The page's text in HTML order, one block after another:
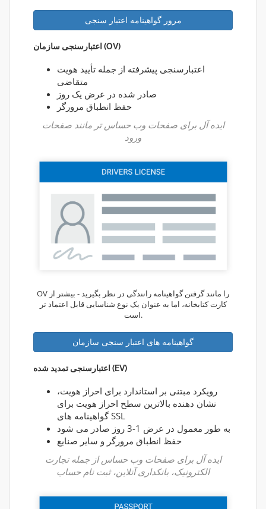
مرور گواهینامه اعتبار سنجی
اعتبارسنجی سازمان (OV)
اعتبارسنجی پیشرفته از جمله تأیید هویت
متقاضی
صادر شده در عرض یک روز
حفظ انطباق مرورگر
ایده آل برای صفحات وب حساس تر مانند صفحات
ورود
OV را مانند گرفتن گواهینامه رانندگی در نظر بگیرید - بیشتر از
کارت کتابخانه، اما به عنوان یک نوع شناسایی قابل اعتماد تر
است.
گواهینامه های اعتبار سنجی سازمان
اعتبارسنجی تمدید شده (EV)
رویکرد مبتنی بر استاندارد برای احراز هویت،
نشان دهنده بالاترین سطح احراز هویت برای
گواهینامه های SSL
به طور معمول در عرض 1-3 روز صادر می شود
حفظ انطباق مرورگر و سایر صنایع
ایده آل برای صفحات وب حساس از جمله تجارت
الکترونیک، بانکداری آنلاین، ثبت نام حساب